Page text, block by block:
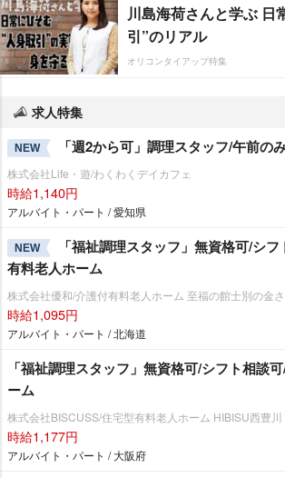
川島海荷さんと学ぶ 日
引”のリアル
オリコンタイアップ特集
求人特集
NEW 「週2から可」調理スタッフ/午前の
株式会社Life・遊/わくわくデイカフェ
時給1,140円
アルバイト・パート / 愛知県
NEW
「福祉調理スタッフ」無資格可/シ
有料老人ホーム
株式会社優和/介護付有料老人ホーム 至福の館士別の金
時給1,095円
アルバイト・パート / 北海道
「福祉調理スタッフ」無資格可/シフト相談
ーム
株式会社BISCUSS/住宅型有料老人ホーム HIBISU西豊川
時給1,177円
アルバイト・パート / 大阪府